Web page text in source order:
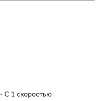
- С 1 скоростью